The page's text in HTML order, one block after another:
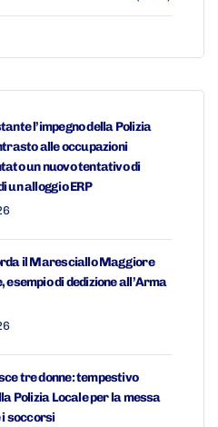
l’impegno della Polizia
alle occupazioni
un nuovo tentativo di
un alloggio ERP
il Maresciallo Maggiore
esempio di dedizione all’Arma
tre donne: tempestivo
Polizia Locale per la messa
i soccorsi